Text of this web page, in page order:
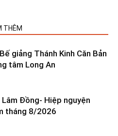
THÊM
giảng Thánh Kinh Căn Bản
tâm Long An
Lâm Đồng- Hiệp nguyện
tháng 8/2026